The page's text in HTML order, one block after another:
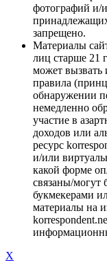
фотографий и/
запрещено.
Материалы
лиц старше 21
может вызвать
правила
обнаружении
немедленно
участие в
доходов или
ресурс
и/или
какой форме
связаны/могут
букмекерами
материалы на
X